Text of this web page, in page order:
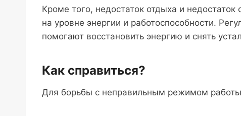
Кроме того, недостаток отдыха и
на уровне энергии и работоспособности.
помогают восстановить энергию и снять
Как справиться?
Для борьбы с неправильным режимом